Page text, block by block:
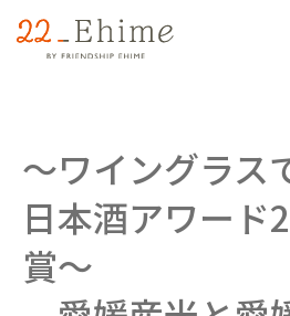
～ワイングラス
日本酒アワード
賞～